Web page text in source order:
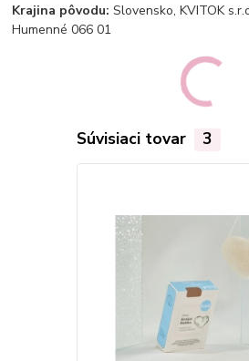
Krajina pôvodu: Slovensko, KVITOK
Humenné 066 01
Súvisiaci tovar 3